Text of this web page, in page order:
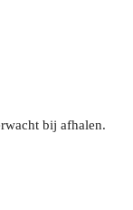
bij afhalen.